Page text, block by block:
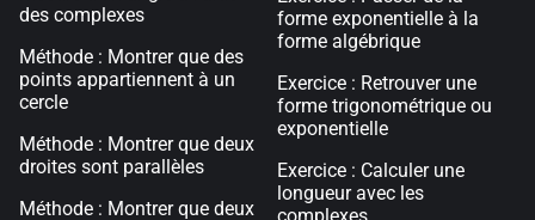
des complexes
Méthode : Montrer que des
points appartiennent à un
cercle
Méthode : Montrer que deux
droites sont parallèles
Méthode : Montrer que deux
forme exponentielle à la
forme algébrique
Exercice : Retrouver une
forme trigonométrique ou
exponentielle
Exercice : Calculer une
longueur avec les